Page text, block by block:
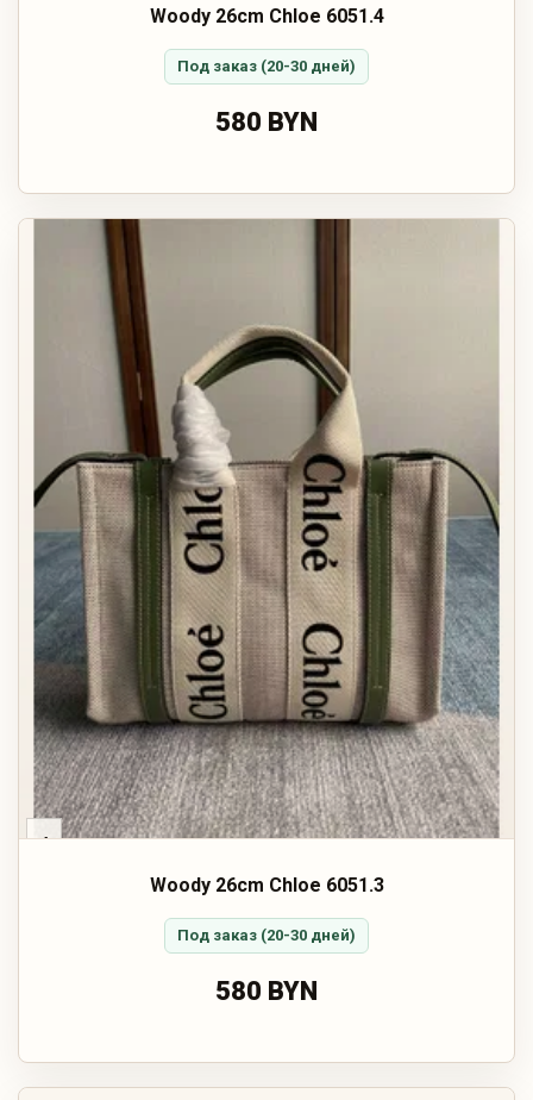
Woody 26cm Chloe 6051.4
Под заказ (20-30 дней)
580 BYN
‹
Woody 26cm Chloe 6051.3
Под заказ (20-30 дней)
580 BYN